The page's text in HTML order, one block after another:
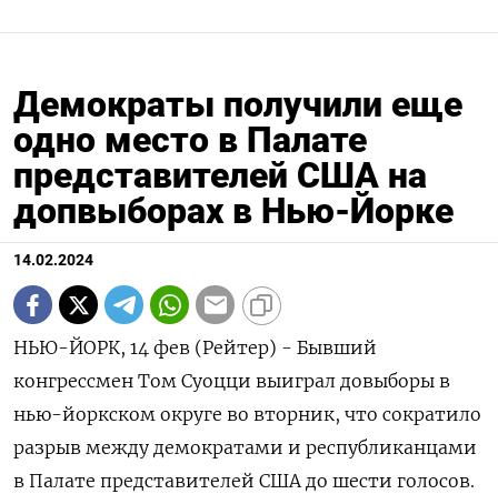
Демократы получили еще
одно место в Палате
представителей США на
допвыборах в Нью-Йорке
14.02.2024
НЬЮ-ЙОРК, 14 фев (Рейтер) - Бывший
конгрессмен Том Суоцци выиграл довыборы в
нью-йоркском округе во вторник, что сократило
разрыв между демократами и республиканцами
в Палате представителей США до шести голосов.